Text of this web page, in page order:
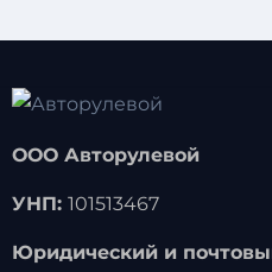
ООО Авторулевой
УНП: 101513467
Юридический и